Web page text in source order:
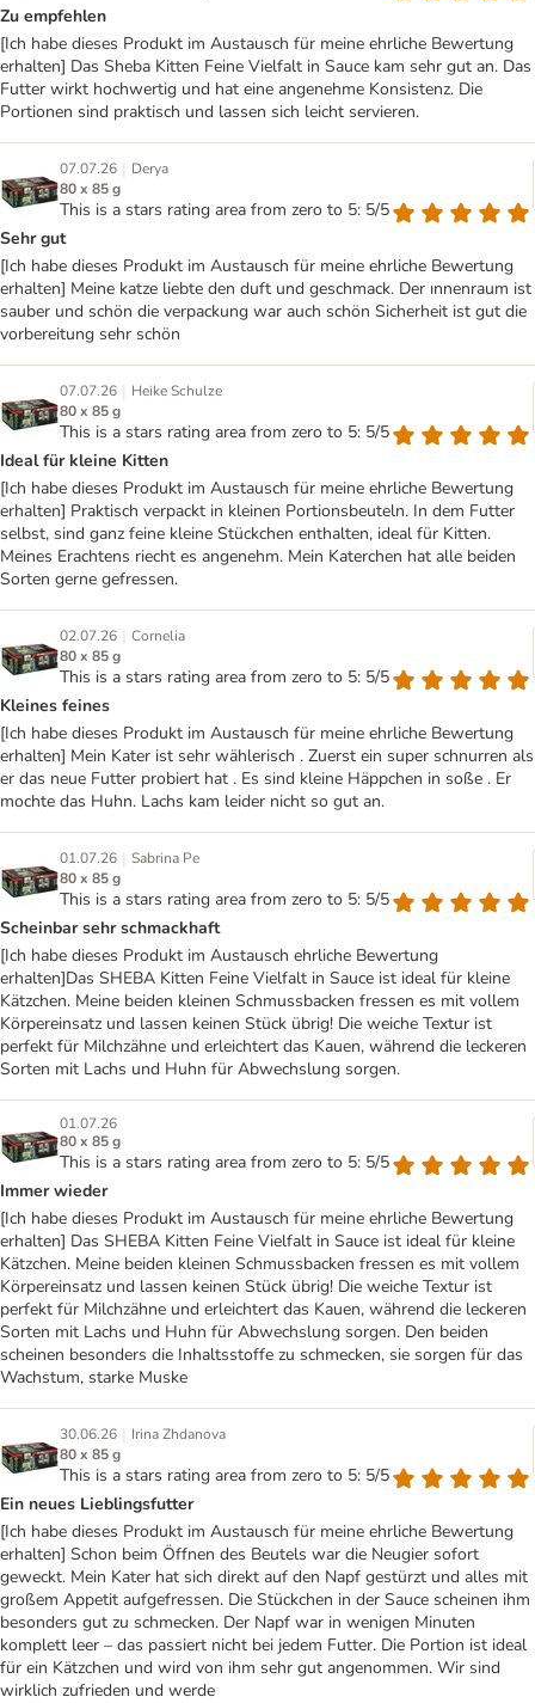
Zu empfehlen
[Ich habe dieses Produkt im Austausch für meine ehrliche Bewertung
erhalten] Das Sheba Kitten Feine Vielfalt in Sauce kam sehr gut an. Das
Futter wirkt hochwertig und hat eine angenehme Konsistenz. Die
Portionen sind praktisch und lassen sich leicht servieren.
07.07.26 | Derya
80 x 85 g
This is a stars rating area from zero to 5: 5/5
Sehr gut
[Ich habe dieses Produkt im Austausch für meine ehrliche Bewertung
erhalten] Meine katze liebte den duft und geschmack. Der ınnenraum ist
sauber und schön die verpackung war auch schön Sicherheit ist gut die
vorbereitung sehr schön
07.07.26 | Heike Schulze
80 x 85 g
This is a stars rating area from zero to 5: 5/5
Ideal für kleine Kitten
[Ich habe dieses Produkt im Austausch für meine ehrliche Bewertung
erhalten] Praktisch verpackt in kleinen Portionsbeuteln. In dem Futter
selbst, sind ganz feine kleine Stückchen enthalten, ideal für Kitten.
Meines Erachtens riecht es angenehm. Mein Katerchen hat alle beiden
Sorten gerne gefressen.
02.07.26 | Cornelia
80 x 85 g
This is a stars rating area from zero to 5: 5/5
Kleines feines
[Ich habe dieses Produkt im Austausch für meine ehrliche Bewertung
erhalten] Mein Kater ist sehr wählerisch . Zuerst ein super schnurren als
er das neue Futter probiert hat . Es sind kleine Häppchen in soße . Er
mochte das Huhn. Lachs kam leider nicht so gut an.
01.07.26 | Sabrina Pe
80 x 85 g
This is a stars rating area from zero to 5: 5/5
Scheinbar sehr schmackhaft
[Ich habe dieses Produkt im Austausch ehrliche Bewertung
erhalten]Das SHEBA Kitten Feine Vielfalt in Sauce ist ideal für kleine
Kätzchen. Meine beiden kleinen Schmussbacken fressen es mit vollem
Körpereinsatz und lassen keinen Stück übrig! Die weiche Textur ist
perfekt für Milchzähne und erleichtert das Kauen, während die leckeren
Sorten mit Lachs und Huhn für Abwechslung sorgen.
01.07.26
80 x 85 g
This is a stars rating area from zero to 5: 5/5
Immer wieder
[Ich habe dieses Produkt im Austausch für meine ehrliche Bewertung
erhalten] Das SHEBA Kitten Feine Vielfalt in Sauce ist ideal für kleine
Kätzchen. Meine beiden kleinen Schmussbacken fressen es mit vollem
Körpereinsatz und lassen keinen Stück übrig! Die weiche Textur ist
perfekt für Milchzähne und erleichtert das Kauen, während die leckeren
Sorten mit Lachs und Huhn für Abwechslung sorgen. Den beiden
scheinen besonders die Inhaltsstoffe zu schmecken, sie sorgen für das
Wachstum, starke Muske
30.06.26 | Irina Zhdanova
80 x 85 g
This is a stars rating area from zero to 5: 5/5
Ein neues Lieblingsfutter
[Ich habe dieses Produkt im Austausch für meine ehrliche Bewertung
erhalten] Schon beim Öffnen des Beutels war die Neugier sofort
geweckt. Mein Kater hat sich direkt auf den Napf gestürzt und alles mit
großem Appetit aufgefressen. Die Stückchen in der Sauce scheinen ihm
besonders gut zu schmecken. Der Napf war in wenigen Minuten
komplett leer – das passiert nicht bei jedem Futter. Die Portion ist ideal
für ein Kätzchen und wird von ihm sehr gut angenommen. Wir sind
wirklich zufrieden und werde